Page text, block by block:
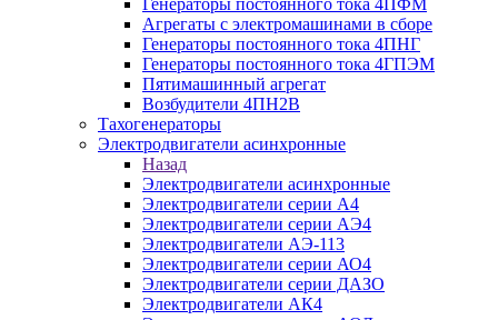
Генераторы постоянного тока 4ПФМ
Агрегаты с электромашинами в сборе
Генераторы постоянного тока 4ПНГ
Генераторы постоянного тока 4ГПЭМ
Пятимашинный агрегат
Возбудители 4ПН2В
Тахогенераторы
Электродвигатели асинхронные
Назад
Электродвигатели асинхронные
Электродвигатели серии А4
Электродвигатели серии АЭ4
Электродвигатели АЭ-113
Электродвигатели серии АО4
Электродвигатели серии ДАЗО
Электродвигатели АК4